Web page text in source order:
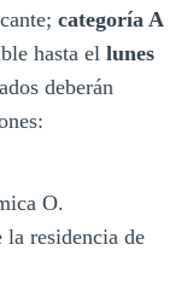
categoría A
hasta el lunes
deberán
O.
residencia de